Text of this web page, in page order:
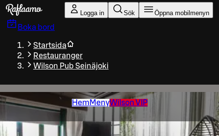
Gå till huvudinnehållet
Logga in Sök Öppna mobilmenyn
Boka bord
Startsida
Restauranger
Wilson Pub Seinäjoki
Hem MenyWilson VIP